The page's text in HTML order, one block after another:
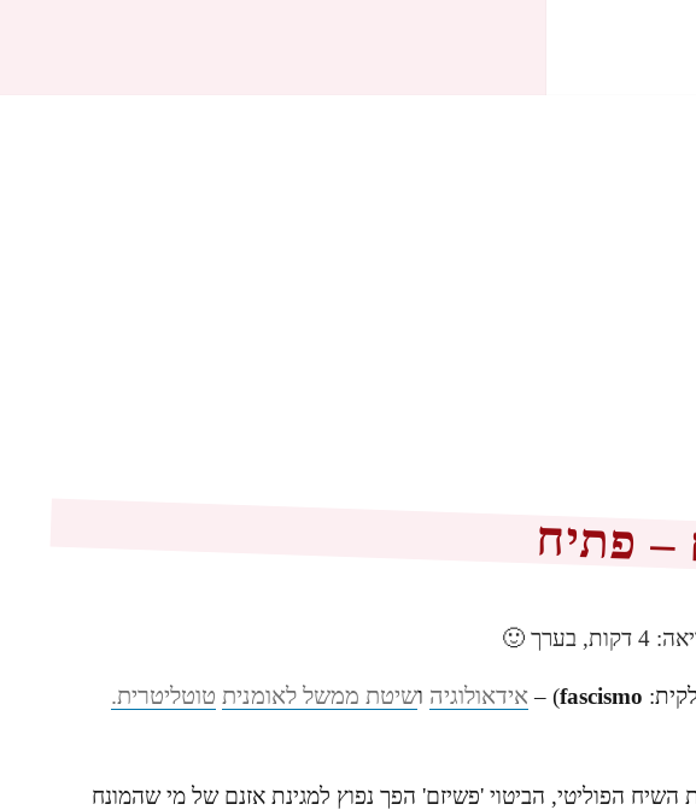
– פתיח
4 דקות, בערך 🙂
fascismo
) –אידאולוגיה ושיטת ממשללאומנית טוטליטרית.
הפוליטי, הביטוי 'פשיזם' הפך נפוץ למגינת אזנם של מי שהמונח